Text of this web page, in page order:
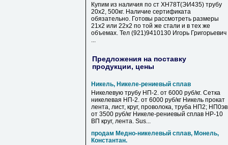
Купим из наличия по ст ХН78Т(ЭИ435) трубу
20х2, 500кг. Наличие сертификата
обязательно. Готовы рассмотреть размеры
21х2 или 22х2 по той же стали и в тех же
объемах. Тел (921)9410130 Игорь Григорьевич
...
Предложения на поставку
продукции, цены
Никель, Никеле-рениевый сплав
Никелевую трубу НП-2. от 6000 руб/кг. Сетка
никелевая НП-2. от 6000 руб/кг Никель прокат
лента, лист, круг, проволока, труба НП2;
от 3500 руб/кг Никеле-рениевый сплав НР-10
ВП круг, лента. Sus...
продам Медно-никелевый сплав, Монель,
Константан.